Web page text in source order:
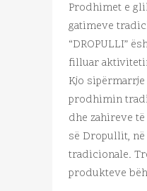
Prodhimet e
gatimeve
“DROPULLI”
filluar
Kjo
prodhimin
dhe zahireve
së Dropullit,
tradicionale.
produkteve